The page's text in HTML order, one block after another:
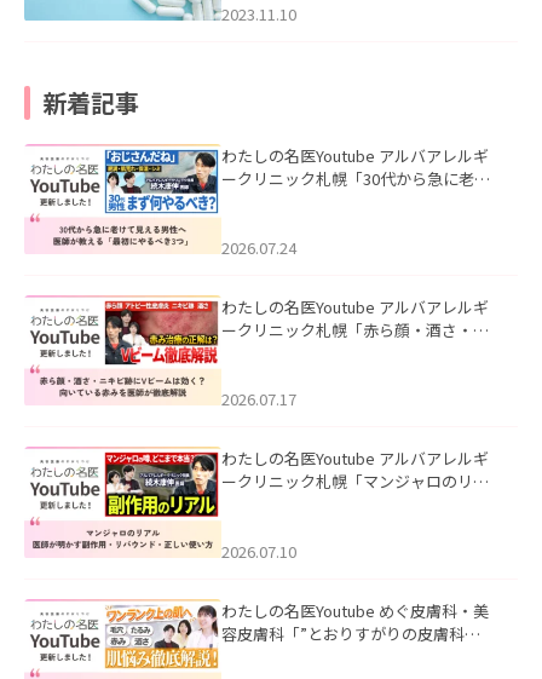
2023.11.10
新着記事
わたしの名医Youtube アルバアレルギ
ークリニック札幌「30代から急に老け
た。
2026.07.24
わたしの名医Youtube アルバアレルギ
ークリニック札幌「赤ら顔・酒さ・ニ
した。
2026.07.17
わたしの名医Youtube アルバアレルギ
ークリニック札幌「マンジャロのリア
た。
2026.07.10
わたしの名医Youtube めぐ皮膚科・美
容皮膚科「”とおりすがりの皮膚科